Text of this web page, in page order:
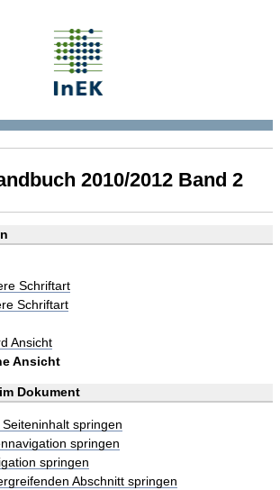
2010/2012 Band 2
Schriftart
Schriftart
Ansicht
Ansicht
Dokument
springen
springen
springen
Abschnitt springen